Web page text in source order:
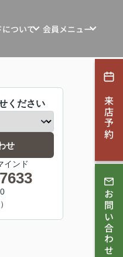
ついて
想い
会員メニュー
新規会員登録
ログイン
来店予約
お問い合わせ
ください
せ
インド